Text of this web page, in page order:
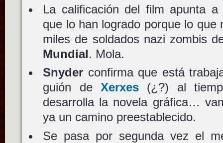
La calificación del film apunta
que lo han logrado porque lo que
miles de soldados nazi zombis
Mundial. Mola.
Snyder confirma que está
guión de Xerxes(¿?) al
desarrolla la novela gráfica…
ya un camino preestablecido.
Se pasa por segunda vez el